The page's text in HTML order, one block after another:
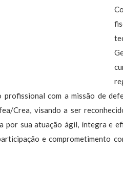
com a missão de
Crea, visando a ser
por sua atuação ágil, íntegra e
e comprometimento